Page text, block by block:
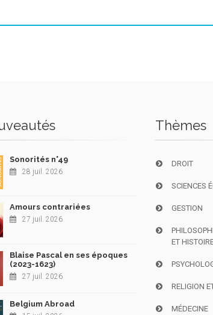
Sonorités n°49
28 juil. 2026
Amours contrariées
27 juil. 2026
Blaise Pascal en ses époques
(2023-1623)
27 juil. 2026
Belgium Abroad
Thèmes
DROIT
SCIENCES
GESTION
ET
RELIGION
MÉDECINE